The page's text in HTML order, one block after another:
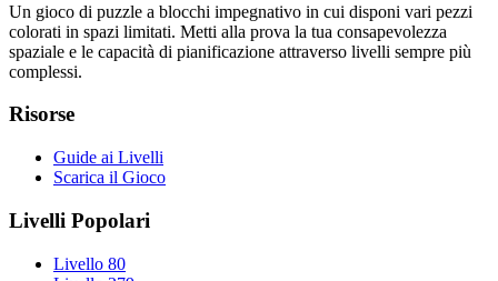
Un gioco di puzzle a blocchi impegnativo in cui disponi vari pezzi
colorati in spazi limitati. Metti alla prova la tua consapevolezza
spaziale e le capacità di pianificazione attraverso livelli sempre più
complessi.
Risorse
Guide ai Livelli
Scarica il Gioco
Livelli Popolari
Livello 80